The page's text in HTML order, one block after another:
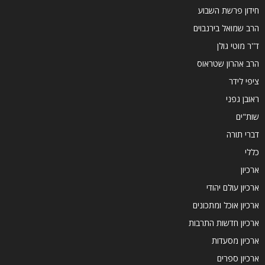
חידון פרשת השבוע
הרב שמואל בירנבוים
ד''ר מוטי גולן
הרב אהרון שטראוס
ציפי לידר
ראובן גפני
שות"ים
דברי תורה
כללי
ארכיון
ארכיון עולם יהודי
ארכיון אוכל ומתכונים
ארכיון חדשות התרבות
ארכיון מסעדות
ארכיון ספרים